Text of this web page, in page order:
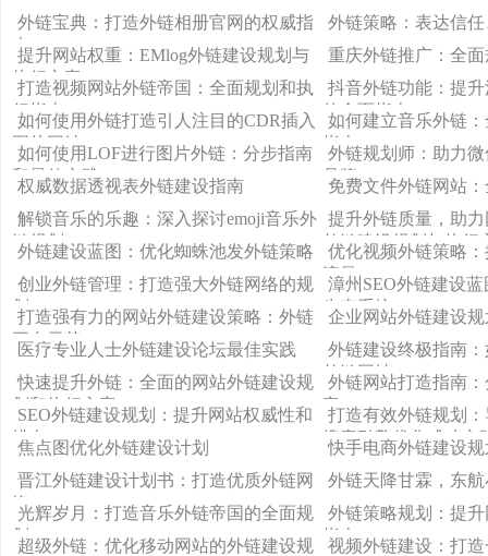
外链宝典：打造外链相册官网的权威指
南
外链策略：表达信
提升网站权重：EMlog外链建设规划与
执行方案
重庆外链推广：全
打造视频网站外链帝国：全面规划和执
行指南
抖音外链功能：提
的全面指南
如何使用外链打造引人注目的CDR插入
图片网站
如何建立音乐外链
指南
如何使用LOF进行图片外链：分步指南
和最佳实践
外链规划师：助力
品牌visibility
权威数据透视表外链建设指南
免费文件外链网站
解锁音乐的乐趣：深入探讨emoji音乐外
链规划
提升外链质量，助
外链建设规划与执行
外链建设蓝图：优化蜘蛛池发外链策略
优化视频外链策略
流量
创业外链管理：打造强大外链网络的规
划
漳州SEO外链建设
生态系统
打造强有力的网站外链建设策略：外链
平台示范
企业网站外链建设
医疗专业人士外链建设论坛最佳实践
外链建设终极指南
外链网址
快速提升外链：全面的网站外链建设规
划和执行方案
外链网站打造指南
案
SEO外链建设规划：提升网站权威性和
排名
打造有效外链规划
搜索引擎优化成功之
焦点图优化外链建设计划
快手电商外链建设
晋江外链建设计划书：打造优质外链网
络
外链天降甘霖，东
光辉岁月：打造音乐外链帝国的全面规
划
外链策略规划：提
指南
超级外链：优化移动网站的外链建设规
视频外链建设：打